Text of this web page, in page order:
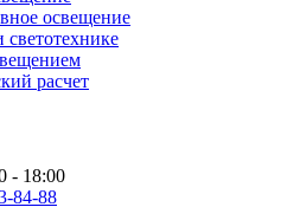
освещение
расчет
- 18:00
84-88